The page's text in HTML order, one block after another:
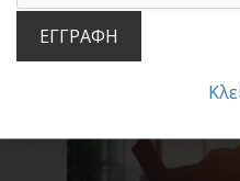
ΕΓΓΡΑΦΗ